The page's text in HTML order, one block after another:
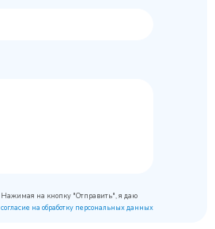
Нажимая на кнопку "Отправить", я даю
согласие на обработку персональных данных